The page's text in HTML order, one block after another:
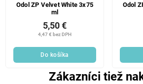
Odol ZP Velvet White 3x75
ml
4,47 € bez DPH
5,50 €
Do košíka
Odol
Zákazníci tiež